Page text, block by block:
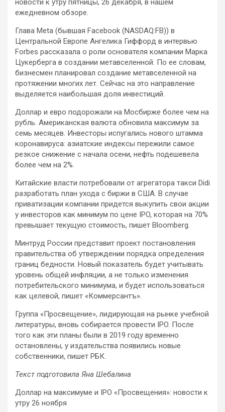
новости к утру пятницы, 26 декабря, в нашем
ежедневном обзоре.
Глава Meta (бывшая Facebook (NASDAQ:FB)) в
Центральной Европе Ангелика Гиффорд в интервью
Forbes рассказала о роли основателя компании Марка
Цукерберга в создании метавселенной. По ее словам,
бизнесмен планировал создание метавселенной на
протяжении многих лет. Сейчас на это направление
выделяется наибольшая доля инвестиций.
Доллар и евро подорожали на Мосбирже более чем на
рубль. Американская валюта обновила максимум за
семь месяцев. Инвесторы испугались нового штамма
коронавируса: азиатские индексы пережили самое
резкое снижение с начала осени, нефть подешевела
более чем на 2%.
Китайские власти потребовали от агрегатора такси Didi
разработать план ухода с биржи в США. В случае
приватизации компании придется выкупить свои акции
у инвесторов как минимум по цене IPO, которая на 70%
превышает текущую стоимость, пишет Bloomberg.
Минтруд России представит проект постановления
правительства об утверждении порядка определения
границ бедности. Новый показатель будет учитывать
уровень общей инфляции, а не только изменения
потребительского минимума, и будет использоваться
как целевой, пишет «Коммерсантъ».
Группа «Просвещение», лидирующая на рынке учебной
литературы, вновь собирается провести IPO. После
того как эти планы были в 2019 году временно
остановлены, у издательства появились новые
собственники, пишет РБК.
Текст подготовила Яна Шебалина
Доллар на максимуме и IPO «Просвещения»: новости к
утру 26 ноября